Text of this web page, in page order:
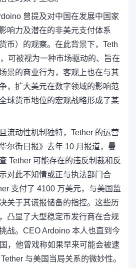
曾提及对中国在发展中国家
响力及潜在的非美元支付体系
币）的观察。在此背景下，Teth
可被视为一种市场驱动的、旨在
景的商业行为，客观上也在与其
，扩大美元在数字领域的影响范
球货币地位的宏观战略形成了某
流动性机制独特，Tether 的运营
尔街日报》去年 10 月报道，曼
Tether 可能存在的违反制裁和反
对此不知情或正与执法部门合
支付了 4100 万美元，与美国监
关于其谎报储备的指控。这些历
凸显了大型稳定币发行商在合规
战。CEO Ardoino 本人也直到今
，他曾戏称如果早来可能会被逮
与美国当局关系的微妙性。